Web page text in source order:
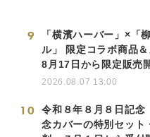
9
「横濱ハーバー」×「
ル」 限定コラボ商品
8月17日から限定販売
2026.08.07 13:00
10
令和８年８月８日記
念カバーの特別セット